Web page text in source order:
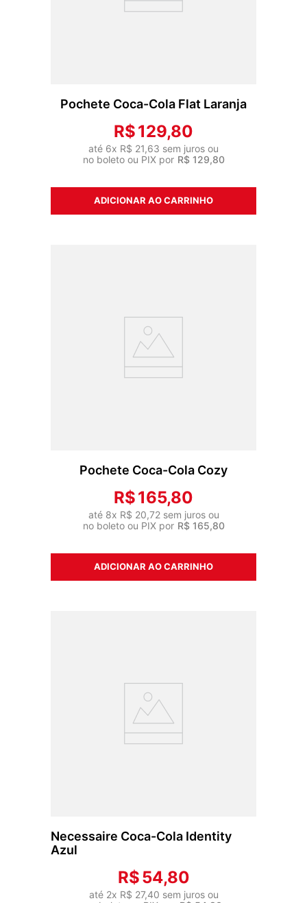
Pochete Coca-Cola Flat Laranja
R$129,80
até 6x R$ 21,63 sem juros ou
no boleto ou PIX por R$ 129,80
ADICIONAR AO CARRINHO
Pochete Coca-Cola Cozy
R$165,80
até 8x R$ 20,72sem juros ou
no boleto ou PIX por R$ 165,80
ADICIONAR AO CARRINHO
Necessaire Coca-Cola Identity
Azul
R$54,80
até 2x R$ 27,40 sem juros ou